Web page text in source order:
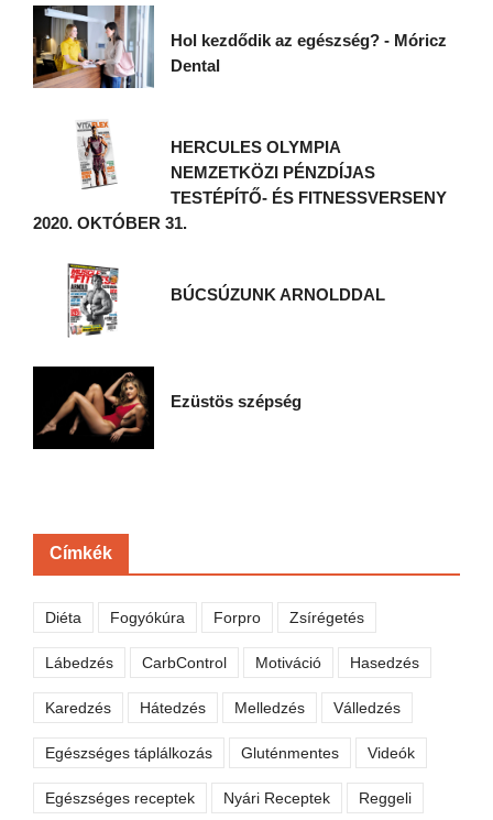
Hol kezdődik az egészség? - Móricz
Dental
HERCULES OLYMPIA
NEMZETKÖZI PÉNZDÍJAS
TESTÉPÍTŐ- ÉS FITNESSVERSENY
2020. OKTÓBER 31.
BÚCSÚZUNK ARNOLDDAL
Ezüstös szépség
Címkék
Diéta Fogyókúra Forpro Zsírégetés
Lábedzés CarbControl Motiváció Hasedzés
Karedzés Hátedzés Melledzés Válledzés
Egészséges táplálkozás Gluténmentes Videók
Egészséges receptek Nyári Receptek Reggeli